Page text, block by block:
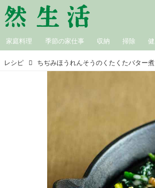
家庭料理 季節の家仕事 収納 掃除
レシピ